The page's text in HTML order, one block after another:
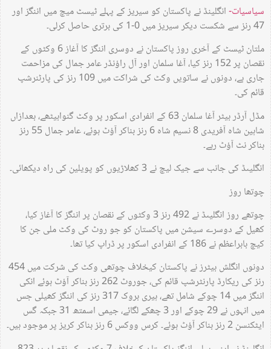
سیاسیات-انگلینڈ نے پاکستان کو سیریز کے پہلے ٹیسٹ میچ میں اننگز اور
47 رنز سے شکست دیکر سیریز میں 0-1 کی برتری حاصل کرلی۔
ملتان ٹیسٹ کے آخری روز پاکستان نے دوسری اننگز کا آغاز 6 وکٹوں کے
نقصان پر 152 رنز کیا، آغا سلمان اور آل راؤنڈر عامر جمال کی مزاحمت
جاری ہے، دونوں نے ساتویں وکٹ کی شراکت میں 109 رنز کی پارٹنرشپ
قائم کی۔
مڈل آرڈر بیٹر آغا سلمان 63 کے انفرادی اسکور پر وکٹ گنوابیٹھے، بعدازاں
شاہین شاہ آفریدی 8 نسیم شاہ 6 رنز بناکر آؤٹ ہوئے، عامر جمال 55 رنز
بناکر نٹ آؤٹ رہے۔
انگلیںڈ کی جانب سے جیک لیچ نے 3 کھلاڑیوں کو پویلین کی راہ دیکھائی۔
چوتھا روز
چوتھے روز انگلیںڈ نے 492 رنز 3 وکٹوں کے نقصان پر اننگز کا آغاز کیا،
کھیل کے دوسرے سیشن میں پاکستان کو جو روٹ کی وکٹ ملی جن کا
کیچ بابراعظم نے 186 کے انفرادی اسکور پر ڈراپ کیا تھا۔
دونوں انگلش بیٹرز نے پاکستان کیخلاف چوتھی وکٹ کی شرکت میں 454
رنز کی ریکارڈ پارنٹرشپ قائم کی، جوروٹ 262 رنز بناکر آؤٹ ہوئے انکی
اننگز میں 14 چوکے شامل تھے، ہیری بروک 317 رنز کی اننگز کھیلی جس
میں انہوں نے 29 چوکے اور 3 چھکے لگائے، جیمی اسمتھ 31 جبکہ گس
ایٹکنسن 2 رنز بناکر آؤٹ ہوئے۔ کرس ووکس 6 رنز بناکر کریز پر موجود ہیں۔